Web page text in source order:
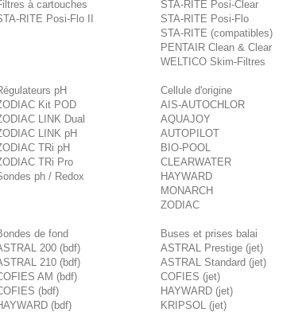
à cartouches
RITE Posi-Flo II
STA-RITE Posi-Clear
STA-RITE Posi-Flo
STA-RITE (compatibles)
PENTAIR Clean & Clear
WELTICO Skim-Filtres
pH
Kit POD
LINK Dual
LINK pH
TRi pH
TRi Pro
ph / Redox
Cellule d'origine
AIS-AUTOCHLOR
AQUAJOY
AUTOPILOT
BIO-POOL
CLEARWATER
HAYWARD
MONARCH
ZODIAC
de fond
200 (bdf)
210 (bdf)
AM (bdf)
(bdf)
(bdf)
Buses et prises balai
ASTRAL Prestige (jet)
ASTRAL Standard (jet)
COFIES (jet)
HAYWARD (jet)
KRIPSOL (jet)